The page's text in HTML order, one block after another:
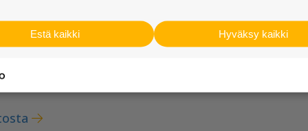
rakennuskohteesi hiilijalanjälkeä. Monipuolinen
Hyväksy kaikki
Estä kaikki